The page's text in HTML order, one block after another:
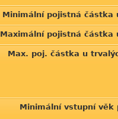
Minimální pojistná částka
Maximální pojistná částka
Max. poj. částka u
Minimální vstupní věk